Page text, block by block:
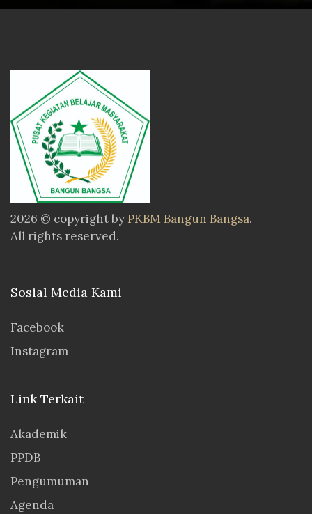
2026 © copyright by PKBM Bangun Bangsa.
All rights reserved.
Sosial Media Kami
Facebook
Instagram
Link Terkait
Akademik
PPDB
Pengumuman
Agenda